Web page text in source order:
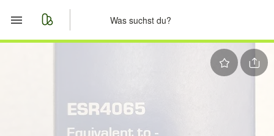
Nachrichten